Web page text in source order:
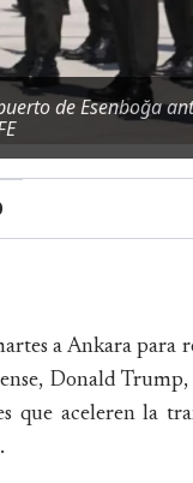
de Esenboğa
a Ankara para
Donald
que aceleren la